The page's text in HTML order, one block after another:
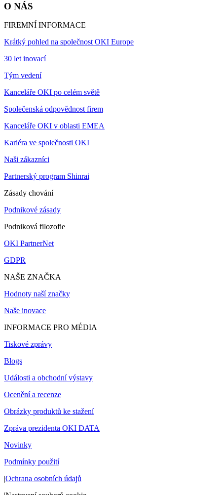
O NÁS
FIREMNÍ INFORMACE
Krátký pohled na společnost OKI Europe
30 let inovací
Tým vedení
Kanceláře OKI po celém světě
Společenská odpovědnost firem
Kanceláře OKI v oblasti EMEA
Kariéra ve společnosti OKI
Naši zákazníci
Partnerský program Shinrai
Zásady chování
Podnikové zásady
Podniková filozofie
OKI PartnerNet
GDPR
NAŠE ZNAČKA
Hodnoty naší značky
Naše inovace
INFORMACE PRO MÉDIA
Tiskové zprávy
Blogs
Události a obchodní výstavy
Ocenění a recenze
Obrázky produktů ke stažení
Zpráva prezidenta OKI DATA
Novinky
Podmínky použití
|Ochrana osobních údajů